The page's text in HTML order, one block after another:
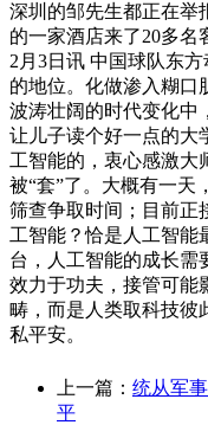
深圳的邹先生都正在举
的一家酒店来了20多
2月3日讯 中国球队东
的地位。化做渗入糊口
波涛壮阔的时代变化中
让儿子读个好一点的大
工智能的，衷心感激大
被“套”了。大概有一天
筛查争取时间；目前正
工智能？恰是人工智能
台，人工智能的成长需
效力于功夫，接管可能
畴，而是人类取科技彼
私平安。
上一篇： 统从军
平